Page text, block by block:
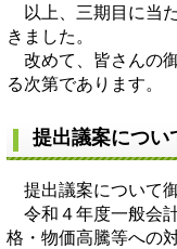
以上、三期目に当
きました。
改めて、皆さんの
る次第であります。
提出議案につい
提出議案について
令和４年度一般会
格・物価高騰等への